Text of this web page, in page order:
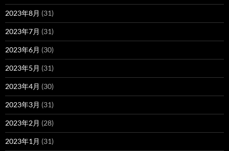
2023年8月 (31)
2023年7月 (31)
2023年6月 (30)
2023年5月 (31)
2023年4月 (30)
2023年3月 (31)
2023年2月 (28)
2023年1月 (31)